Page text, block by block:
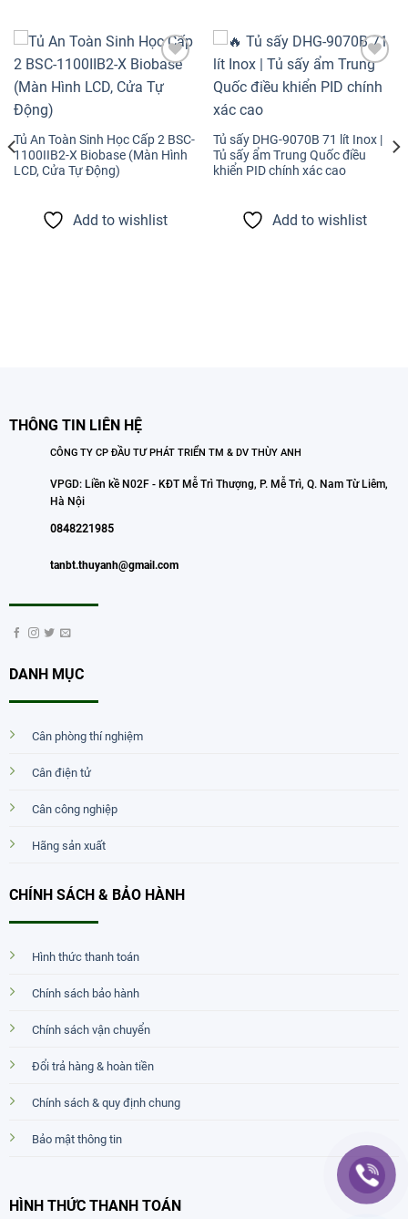
wishlist
Tủ An Toàn Sinh Học Cấp 2 BSC-
1100IIB2-X Biobase (Màn Hình
LCD, Cửa Tự Động)
Add to wishlist
Add to
wishlist
Tủ sấy DHG-9070B 71 lít Inox |
Tủ sấy ẩm Trung Quốc điều
khiển PID chính xác cao
Add to wishlist
THÔNG TIN LIÊN HỆ
CÔNG TY CP ĐẦU TƯ PHÁT TRIỂN TM & DV THÙY ANH
VPGD: Liền kề N02F - KĐT Mễ Trì Thượng, P. Mễ Trì, Q. Nam Từ Liêm,
Hà Nội
0848221985
tanbt.thuyanh@gmail.com
DANH MỤC
Cân phòng thí nghiệm
Cân điện tử
Cân công nghiệp
Hãng sản xuất
CHÍNH SÁCH & BẢO HÀNH
Hình thức thanh toán
Chính sách bảo hành
Chính sách vận chuyển
Đổi trả hàng & hoàn tiền
Chính sách & quy định chung
Bảo mật thông tin
HÌNH THỨC THANH TOÁN